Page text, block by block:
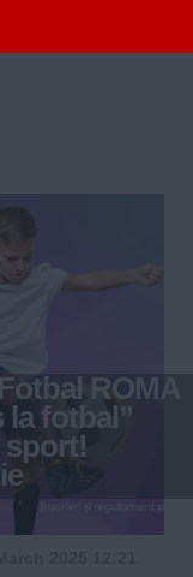
ROMA
la fotbal”
sport!